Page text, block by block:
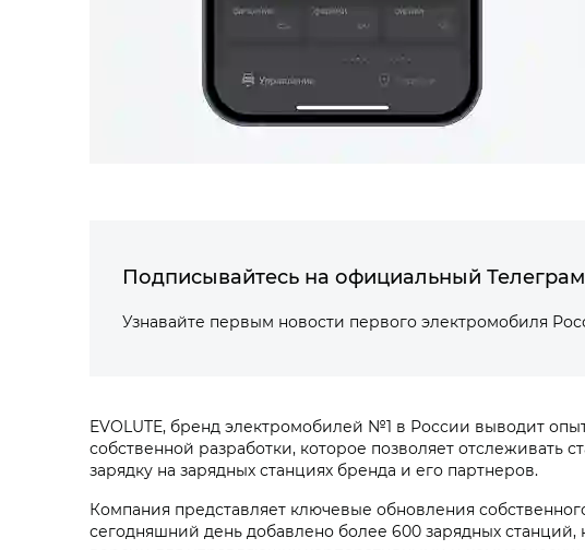
Подписывайтесь на официальный
Узнавайте первым новости первого электромобиля
EVOLUTE, бренд электромобилей №1 в России выводит
собственной разработки, которое позволяет отслеживать
зарядку на зарядных станциях бренда и его партнеров.
Компания представляет ключевые обновления
сегодняшний день добавлено более 600 зарядных